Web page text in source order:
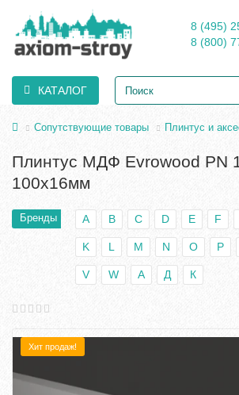
8 (495)
8 (800)
КАТАЛОГ
Сопутствующие товары Плинтус и
Плинтус МДФ Evrowood PN
100х16мм
Бренды A B C D E F
K L M N O P
V W А Д К
Хит продаж!